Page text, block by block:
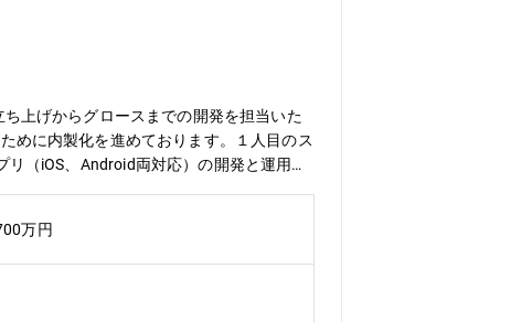
上げからグロースまでの開発を担当いた
めに内製化を進めております。１人目のス
（iOS、Android両対応）の開発と運用当
ョン：GitHub, Slack, Figma, Notion■組織
ンクにご相談いただけます。20代（男性1
プロセス改善担当20代（男性1名）：社内
業環境：・PCについて：MacBook Proを
テレワーク・ハイブリッドワークの導入
万円